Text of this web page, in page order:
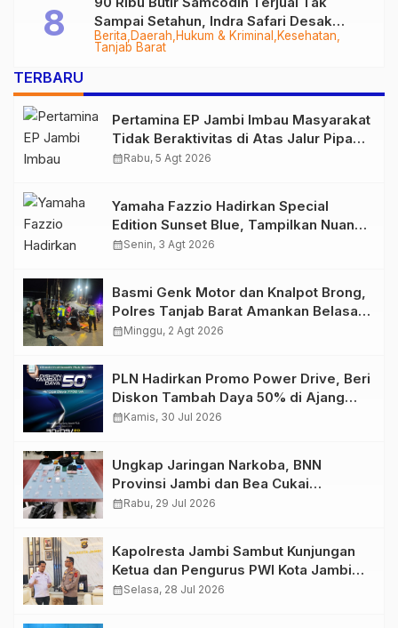
Berita Daerah Hukum & Kriminal
Kesehatan
Tanjab Barat
Sampai Setahun, Indra Safari Desak
Audit Menyeluruh
TERBARU
Pertamina EP Jambi Imbau Masyarakat
Tidak Beraktivitas di Atas Jalur Pipa
Migas Demi Keselamatan Bersama
calendar_monthRabu, 5 Agt 2026
Yamaha Fazzio Hadirkan Special
Edition Sunset Blue, Tampilkan Nuansa
Retro Summer yang Semakin Skena
calendar_monthSenin, 3 Agt 2026
Basmi Genk Motor dan Knalpot Brong,
Polres Tanjab Barat Amankan Belasan
Kendaraan
calendar_monthMinggu, 2 Agt 2026
PLN Hadirkan Promo Power Drive, Beri
Diskon Tambah Daya 50% di Ajang
GIIAS 2026
calendar_monthKamis, 30 Jul 2026
Ungkap Jaringan Narkoba, BNN
Provinsi Jambi dan Bea Cukai
Amankan Sembilan Pelaku beserta
calendar_monthRabu, 29 Jul 2026
Kapolresta Jambi Sambut Kunjungan
Ketua dan Pengurus PWI Kota Jambi
Perkuat Sinergi dan Kolaborasi
calendar_monthSelasa, 28 Jul 2026